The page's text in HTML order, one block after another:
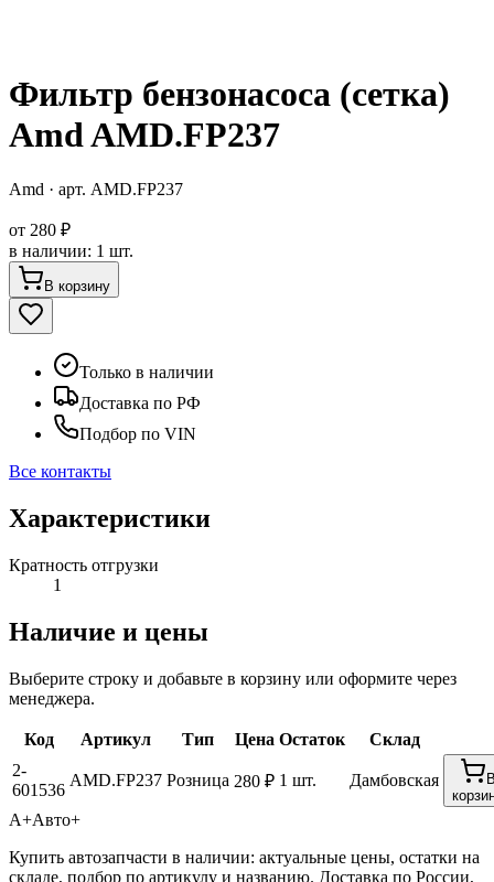
Фильтр бензонасоса (сетка)
Amd AMD.FP237
Amd · арт. AMD.FP237
от 280 ₽
в наличии: 1 шт.
В корзину
Только в наличии
Доставка по РФ
Подбор по VIN
Все контакты
Характеристики
Кратность отгрузки
1
Наличие и цены
Выберите строку и добавьте в корзину или оформите через
менеджера.
Код Артикул Тип Цена Остаток
Склад
2-
601536
AMD.FP237 Розница 280 ₽ 1 шт. Дамбовская
А+Авто+
Купить автозапчасти в наличии: актуальные цены, остатки на
складе, подбор по артикулу и названию. Доставка по России,